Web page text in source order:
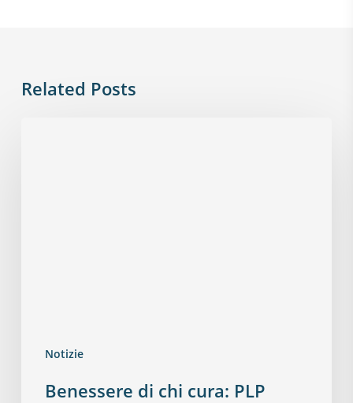
Related Posts
Notizie
Benessere di chi cura: PLP